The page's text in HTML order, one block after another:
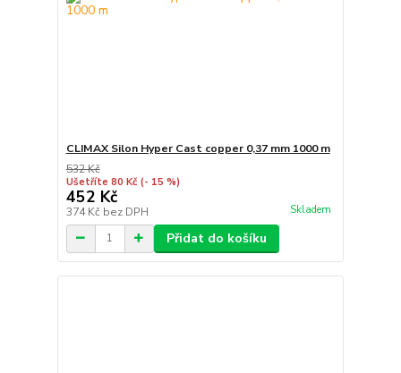
CLIMAX Silon Hyper Cast copper 0,37 mm 1000 m
532 Kč
Ušetříte 80 Kč (- 15 %)
452 Kč
374 Kč bez DPH Skladem
Přidat do košíku